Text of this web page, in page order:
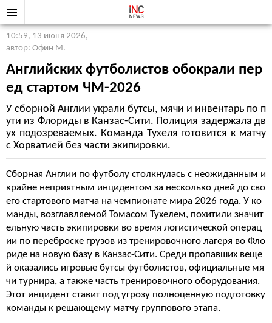
10:59, 13 июня 2026,
автор: Офин М.
Английских футболистов обокрали пер
ед стартом ЧМ-2026
У сборной Англии украли бутсы, мячи и инвентарь по п
ути из Флориды в Канзас-Сити. Полиция задержала дв
ух подозреваемых. Команда Тухеля готовится к матчу
с Хорватией без части экипировки.
Сборная Англии по футболу столкнулась с неожиданным и
крайне неприятным инцидентом за несколько дней до сво
его стартового матча на чемпионате мира 2026 года. У ко
манды, возглавляемой Томасом Тухелем, похитили значит
ельную часть экипировки во время логистической операц
ии по переброске грузов из тренировочного лагеря во Фло
риде на новую базу в Канзас-Сити. Среди пропавших веще
й оказались игровые бутсы футболистов, официальные мя
чи турнира, а также часть тренировочного оборудования.
Этот инцидент ставит под угрозу полноценную подготовку
команды к решающему матчу группового этапа.